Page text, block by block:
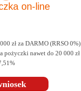
on-line
zł za DARMO (RRSO 0%)
pożyczki nawet do 20 000 zł